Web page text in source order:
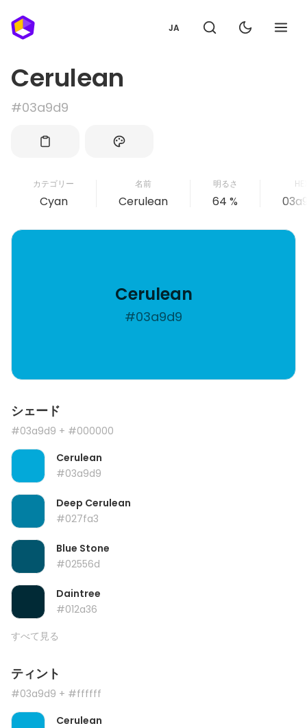
JA
Cerulean
#03a9d9
カテゴリー
Cyan
名前
Cerulean
明るさ
64 %
Cerulean
#03a9d9
シェード
#03a9d9 + #000000
Cerulean
#03a9d9
Deep Cerulean
#027fa3
Blue Stone
#02556d
Daintree
#012a36
すべて見る
ティント
#03a9d9 + #ffffff
Cerulean